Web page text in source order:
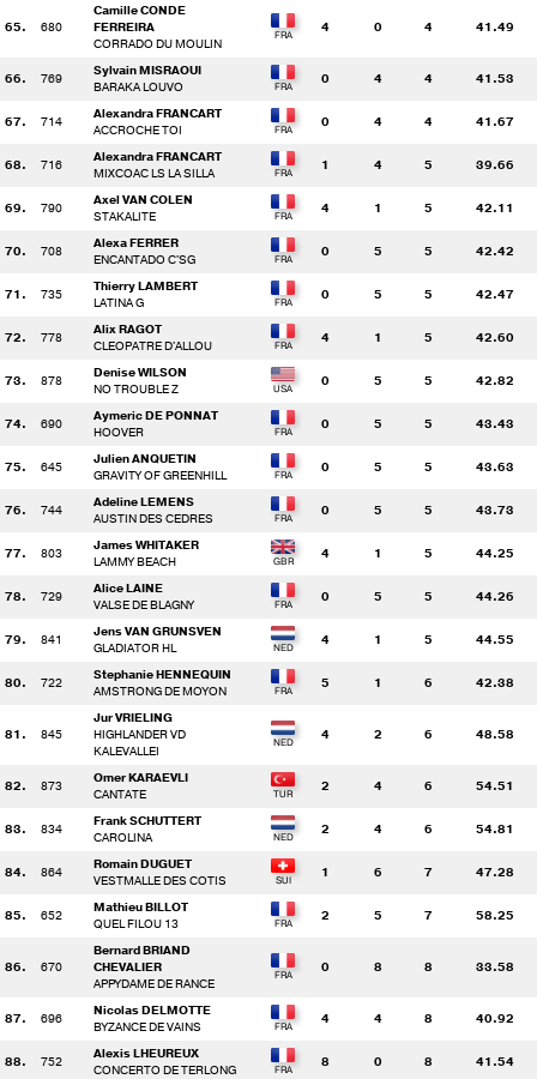
65. 680
Camille CONDE
FERREIRA
CORRADO DU MOULIN
4 0 4 41.49
66. 769
Sylvain MISRAOUI
BARAKA LOUVO
0 4 4 41.53
67. 714
Alexandra FRANCART
ACCROCHE TOI
0 4 4 41.67
68. 716
Alexandra FRANCART
MIXCOAC LS LA SILLA
1 4 5 39.66
69. 790
Axel VAN COLEN
STAKALITE
4 1 5 42.11
70. 708
Alexa FERRER
ENCANTADO C'SG
0 5 5 42.42
71. 735
Thierry LAMBERT
LATINA G
0 5 5 42.47
72. 778
Alix RAGOT
CLEOPATRE D'ALLOU
4 1 5 42.60
73. 878
Denise WILSON
NO TROUBLE Z
0 5 5 42.82
74. 690
Aymeric DE PONNAT
HOOVER
0 5 5 43.43
75. 645
Julien ANQUETIN
GRAVITY OF GREENHILL
0 5 5 43.63
76. 744
Adeline LEMENS
AUSTIN DES CEDRES
0 5 5 43.73
77. 803
James WHITAKER
LAMMY BEACH
4 1 5 44.25
78. 729
Alice LAINE
VALSE DE BLAGNY
0 5 5 44.26
79. 841
Jens VAN GRUNSVEN
GLADIATOR HL
4 1 5 44.55
80. 722
Stephanie HENNEQUIN
AMSTRONG DE MOYON
5 1 6 42.38
81. 845
Jur VRIELING
HIGHLANDER VD
KALEVALLEI
4 2 6 48.58
82. 873
Omer KARAEVLI
CANTATE
2 4 6 54.51
83. 834
Frank SCHUTTERT
CAROLINA
2 4 6 54.81
84. 864
Romain DUGUET
VESTMALLE DES COTIS
1 6 7 47.28
85. 652
Mathieu BILLOT
QUEL FILOU 13
2 5 7 58.25
86. 670
Bernard BRIAND
CHEVALIER
APPYDAME DE RANCE
0 8 8 33.58
87. 696
Nicolas DELMOTTE
BYZANCE DE VAINS
4 4 8 40.92
88. 752
Alexis LHEUREUX
CONCERTO DE TERLONG
8 0 8 41.54